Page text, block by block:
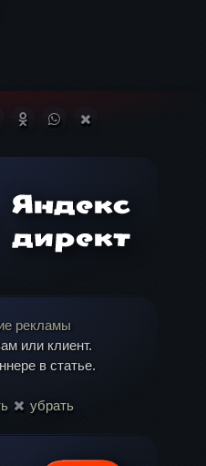
ссылкув Telegram
Поделиться ВКонтакте
Поделиться в
Поделиться в
рекламы
или клиент.
в статье.
убрать